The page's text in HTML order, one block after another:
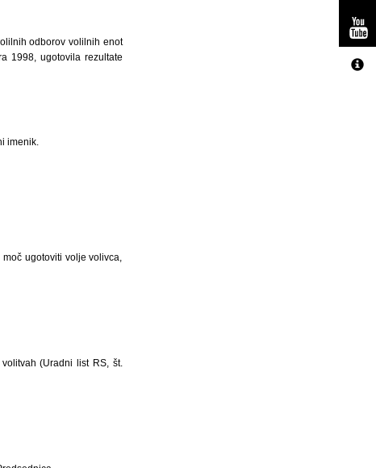
odborov volilnih enot
1998, ugotovila rezultate
imenik.
ugotoviti volje volivca,
(Uradni list RS, št.